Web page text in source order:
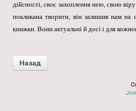
дійсності, своє захоплення нею, свою
покликана творити, він залишив нам на
книжки. Вони актуальні й досі і для